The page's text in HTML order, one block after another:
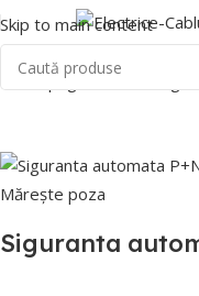
Skip to main content
Prima pagină
Mărește poza
Siguranta